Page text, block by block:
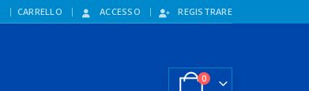
CARRELLO ACCESSO REGISTRARE
0